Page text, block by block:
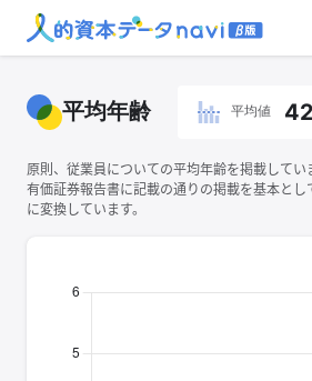
平均年齢 平均値
原則、従業員についての平均年齢を掲載してい
有価証券報告書に記載の通りの掲載を基本と
に変換しています。